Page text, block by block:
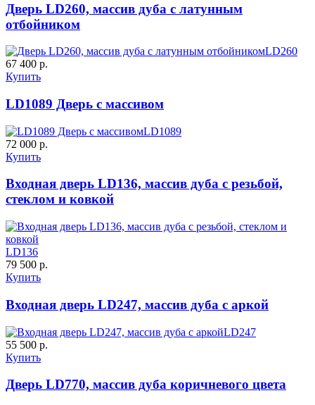
Дверь LD260, массив дуба с латунным
отбойником
LD260
67 400 р.
Купить
LD1089 Дверь с массивом
LD1089
72 000 р.
Купить
Входная дверь LD136, массив дуба с резьбой,
стеклом и ковкой
LD136
79 500 р.
Купить
Входная дверь LD247, массив дуба с аркой
LD247
55 500 р.
Купить
Дверь LD770, массив дуба коричневого цвета